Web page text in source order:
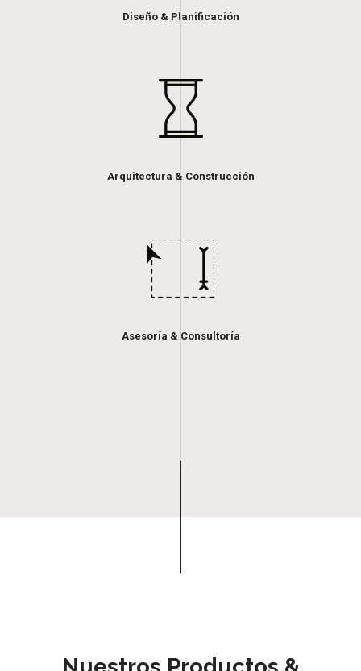
Diseño & Planificación
Arquitectura & Construcción
Asesoría & Consultoría